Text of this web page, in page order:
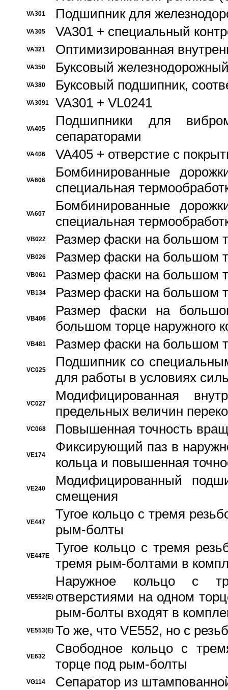
VA301 Подшипник для
VA305 VA301 + специальный
VA321 Оптимизированная
VA350 Буксовый
VA380 Буксовый подшипник,
VA3091 VA301 + VL0241
VA405
Подшипники для
сепараторами
VA406 VA405 + отверстие с
VA606
Бомбинированные
специальная
VA607
Бомбинированные
специальная
VB022 Размер фаски на большом
VB026 Размер фаски на большом
VB061 Размер фаски на большом
VB134 Размер фаски на большом
VB406
Размер фаски на
большом торце наружного
VB481 Размер фаски на большом
VC025
Подшипник со
для работы в условиях
VC027
Модифицированная
предельных величин
VC068 Повышенная точность
VE174
Фиксирующий паз в
кольца и повышенная
VE240
Модифицированный
смещения
VE447
Тугое кольцо с тремя
рым-болты
VE447E
Тугое кольцо с тремя
тремя рым-болтами в
VE552(E)
Наружное кольцо с
отверстиями на одном
рым-болты входят в
VE553(E) То же, что VE552, но с
VE632
Свободное кольцо с
торце под рым-болты
VG114 Сепаратор из